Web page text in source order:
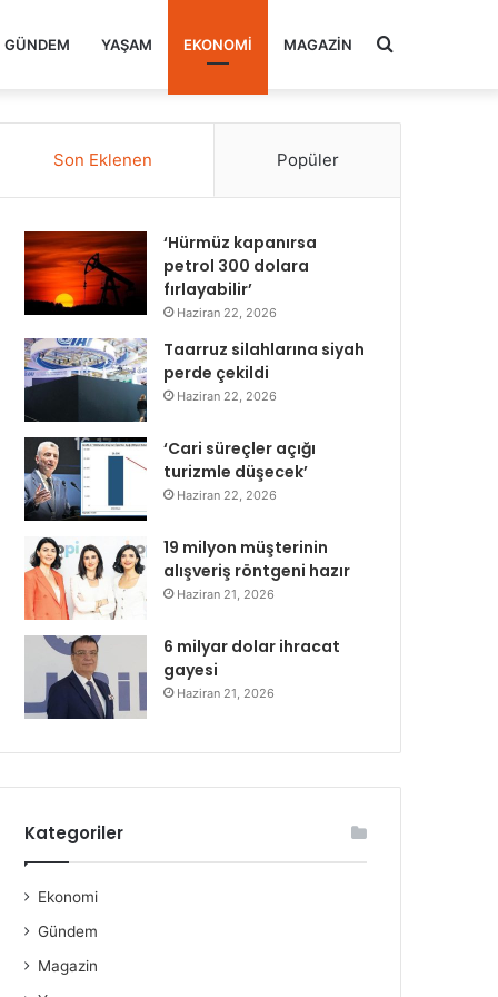
GÜNDEM YAŞAM EKONOMI MAGAZIN Arama
Son Eklenen Popüler
‘Hürmüz kapanırsa
petrol 300 dolara
fırlayabilir’
Haziran 22, 2026
Taarruz silahlarına siyah
perde çekildi
Haziran 22, 2026
‘Cari süreçler açığı
turizmle düşecek’
Haziran 22, 2026
19 milyon müşterinin
alışveriş röntgeni hazır
Haziran 21, 2026
6 milyar dolar ihracat
gayesi
Haziran 21, 2026
Kategoriler
Ekonomi
Gündem
Magazin